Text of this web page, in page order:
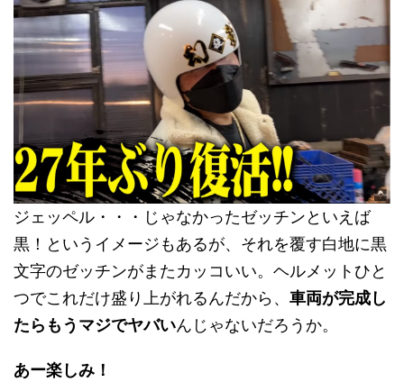
ジェッペル・・・じゃなかったゼッチンといえば
黒！というイメージもあるが、それを覆す白地に黒
文字のゼッチンがまたカッコいい。ヘルメットひと
つでこれだけ盛り上がれるんだから、 車両が完成し
たらもうマジでヤバいんじゃないだろうか。
あー楽しみ！